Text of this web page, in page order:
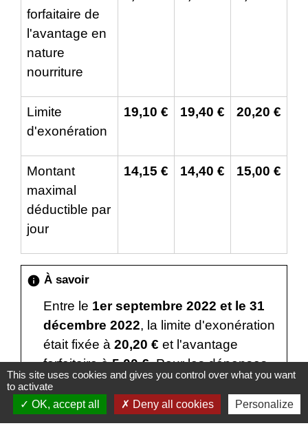
forfaitaire de
l'avantage en
nature
nourriture
Limite
d'exonération
19,10 € 19,40 € 20,20 €
Montant
maximal
déductible par
jour
14,15 € 14,40 € 15,00 €
info À savoir
Entre le 1erseptembre 2022 et le 31
décembre 2022, la limite d'exonération
était fixée à 20,20 € et l'avantage
forfaitaire à5,00 €. Pour les dépenses
engagées durant cette période, le
montant maximal déductible était donc
de15,20 €(20,20 - 5).
This site uses cookies and gives you control over what you want
to activate
OK, accept all
Deny all cookies Personalize